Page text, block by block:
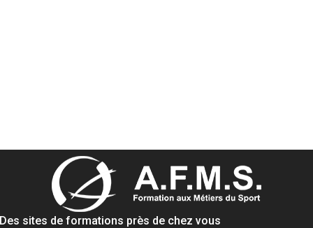
sites de formations près de chez vous